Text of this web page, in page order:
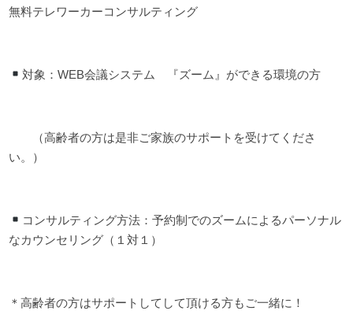
無料テレワーカーコンサルティング
対象：WEB会議システム 『ズーム』ができる環境の方
（高齢者の方は是非ご家族のサポートを受けてくださ
い。）
コンサルティング方法：予約制でのズームによるパーソナル
なカウンセリング（１対１）
＊高齢者の方はサポートしてして頂ける方もご一緒に！